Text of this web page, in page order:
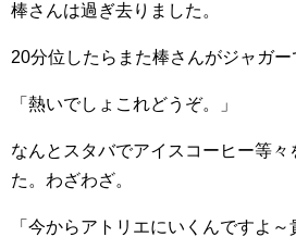
棒さんは過ぎ去りました。
20分位したらまた棒さんがジャガー
「熱いでしょこれどうぞ。」
なんとスタバでアイスコーヒー等々
た。わざわざ。
「今からアトリエにいくんですよ～